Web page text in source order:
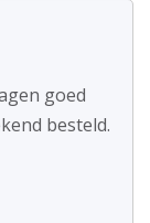
goed
besteld.